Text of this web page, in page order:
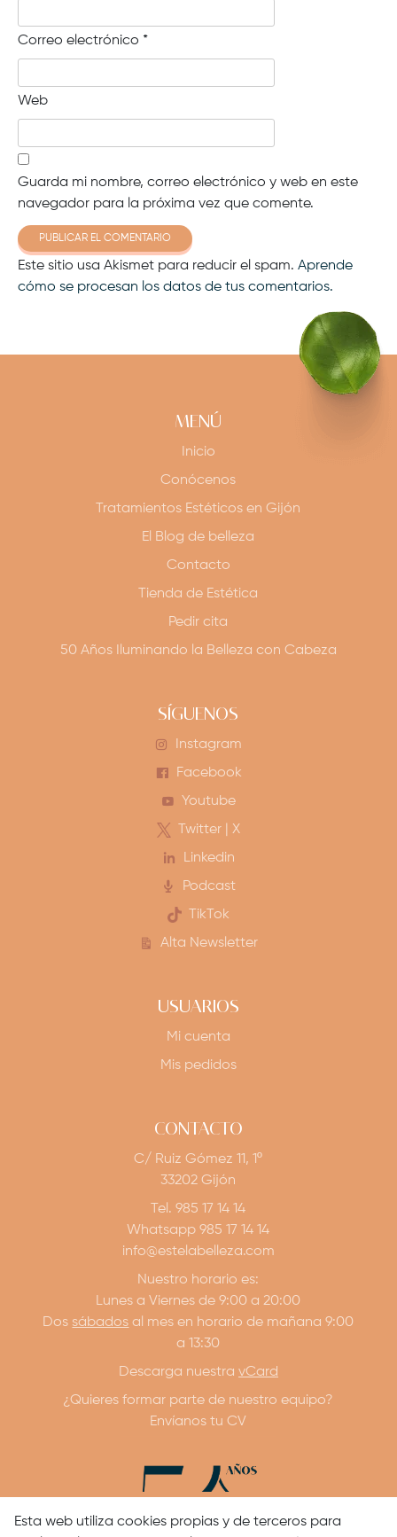
Correo electrónico *
Web
Guarda mi nombre, correo electrónico y web en este
navegador para la próxima vez que comente.
Este sitio usa Akismet para reducir el spam. Aprende
cómo se procesan los datos de tus comentarios.
MENÚ
Inicio
Conócenos
Tratamientos Estéticos en Gijón
El Blog de belleza
Contacto
Tienda de Estética
Pedir cita
50 Años Iluminando la Belleza con Cabeza
SÍGUENOS
Instagram
Facebook
Youtube
Twitter | X
Linkedin
Podcast
TikTok
Alta Newsletter
USUARIOS
Mi cuenta
Mis pedidos
CONTACTO
C/ Ruiz Gómez 11, 1º
33202 Gijón
Tel. 985 17 14 14
Whatsapp 985 17 14 14
info@estelabelleza.com
Nuestro horario es:
Lunes a Viernes de 9:00 a 20:00
Dos sábados al mes en horario de mañana 9:00
a 13:30
Descarga nuestra vCard
¿Quieres formar parte de nuestro equipo?
Envíanos tu CV
Esta web utiliza cookies propias y de terceros para